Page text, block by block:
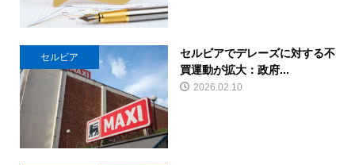
セルビア
セルビアでデレーズに対する不
買運動が拡大：政府...
2026.02.10